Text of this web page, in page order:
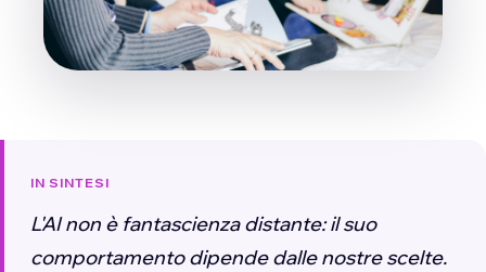
IN SINTESI
L'AI non è fantascienza distante: il suo
comportamento dipende dalle nostre scelte.